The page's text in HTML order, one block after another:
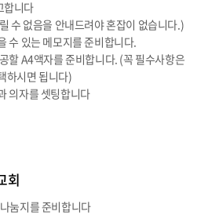
합니다
수 없음을 안내드려야 혼잡이 없습니다.)
수 있는 메모지를 준비합니다.
할 A4액자를 준비합니다. (꼭 필수사항은
하시면 됩니다)
의자를 셋팅합니다
회
눔지를 준비합니다